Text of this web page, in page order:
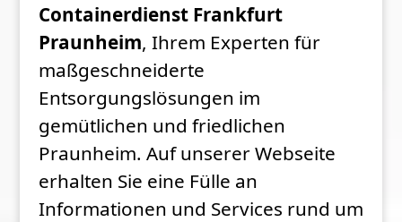
Containerdienst Frankfurt
Praunheim, Ihrem Experten für
maßgeschneiderte
Entsorgungslösungen im
gemütlichen und friedlichen
Praunheim. Auf unserer Webseite
erhalten Sie eine Fülle an
Informationen und Services rund um